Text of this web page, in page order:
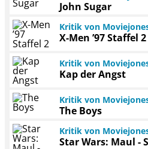
John Sugar
Kritik von
X-Men ’97 Staffel 2
Kritik von
Kap der Angst
Kritik von
The Boys
Kritik von
Star Wars: Maul -